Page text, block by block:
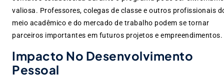
valiosa. Professores, colegas de classe e outros profissionais
meio acadêmico e do mercado de trabalho podem se tornar
parceiros importantes em futuros projetos e empreendimentos.
Impacto No Desenvolvimento
Pessoal